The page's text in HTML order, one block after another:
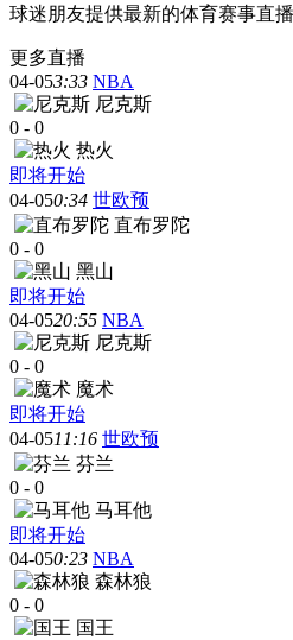
球迷朋友提供最新的体育赛事直
更多直播
04-053:33 NBA
尼克斯
0 - 0
热火
即将开始
04-050:34 世欧预
直布罗陀
0 - 0
黑山
即将开始
04-0520:55 NBA
尼克斯
0 - 0
魔术
即将开始
04-0511:16 世欧预
芬兰
0 - 0
马耳他
即将开始
04-050:23 NBA
森林狼
0 - 0
国王